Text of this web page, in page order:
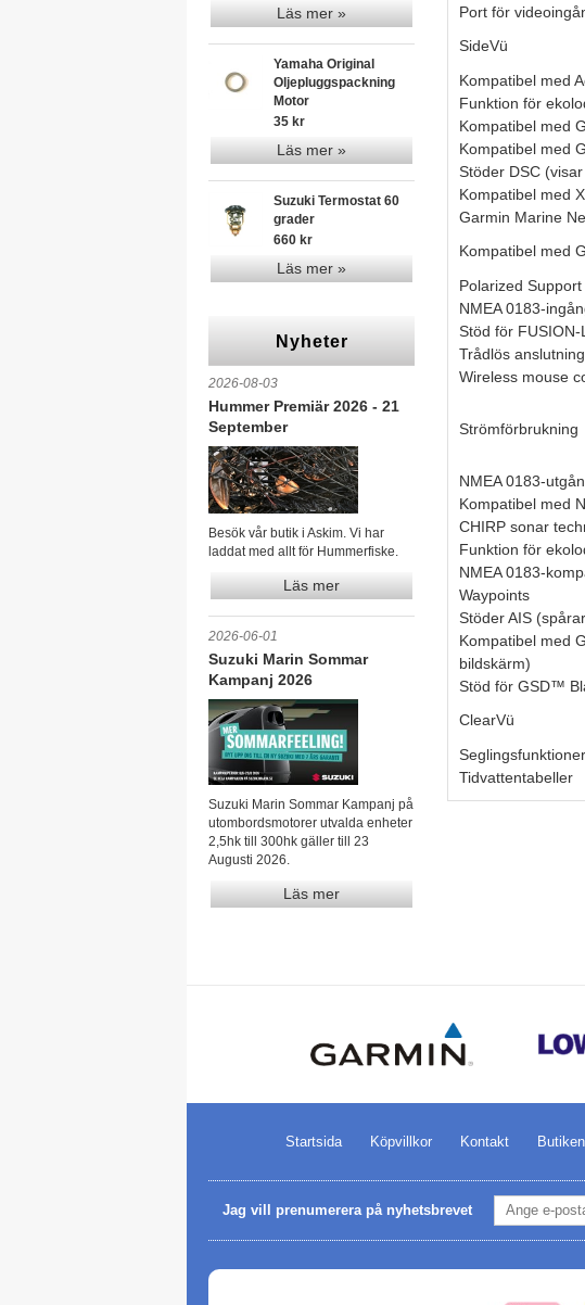
Port för
SideVü
Kompatibel med
Funktion för
Kompatibel med
Kompatibel med
Stöder DSC
Kompatibel med
Garmin Marine
Kompatibel med
Polarized Support
NMEA 0183-
Stöd för
Trådlös anslutning
Wireless mouse
Strömförbrukning
NMEA 0183-
Kompatibel med
CHIRP sonar
Funktion för
NMEA 0183-
Waypoints
Stöder AIS
Kompatibel med
bildskärm)
Stöd för GSD™
ClearVü
Seglingsfunktioner
Tidvattentabeller
Läs mer »
Yamaha Original
Oljepluggspackning
Motor
35 kr
Läs mer »
Suzuki Termostat 60
grader
660 kr
Läs mer »
Nyheter
2026-08-03
Hummer Premiär 2026 - 21
September
Besök vår butik i Askim. Vi har
laddat med allt för Hummerfiske.
Läs mer
2026-06-01
Suzuki Marin Sommar
Kampanj 2026
Suzuki Marin Sommar Kampanj på
utombordsmotorer utvalda enheter
2,5hk till 300hk gäller till 23
Augusti 2026.
Läs mer
Startsida Köpvillkor Kontakt Butiken
Jag vill prenumerera på nyhetsbrevet